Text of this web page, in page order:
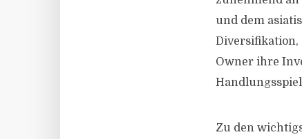
und dem
Diversifikation,
Owner ihre
Zu den